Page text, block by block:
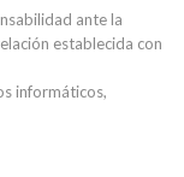
ante la
establecida con
informáticos,